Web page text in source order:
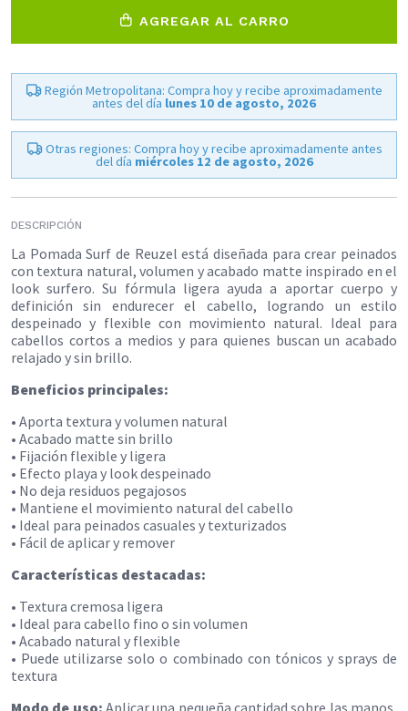
AGREGAR AL CARRO
Región Metropolitana: Compra hoy y recibe aproximadamente
antes del día lunes 10 de agosto, 2026
Otras regiones: Compra hoy y recibe aproximadamente antes
del día miércoles 12 de agosto, 2026
DESCRIPCIÓN
La Pomada Surf de Reuzel está diseñada para crear peinados
con textura natural, volumen y acabado matte inspirado en el
look surfero. Su fórmula ligera ayuda a aportar cuerpo y
definición sin endurecer el cabello, logrando un estilo
despeinado y flexible con movimiento natural. Ideal para
cabellos cortos a medios y para quienes buscan un acabado
relajado y sin brillo.
Beneficios principales:
• Aporta textura y volumen natural
• Acabado matte sin brillo
• Fijación flexible y ligera
• Efecto playa y look despeinado
• No deja residuos pegajosos
• Mantiene el movimiento natural del cabello
• Ideal para peinados casuales y texturizados
• Fácil de aplicar y remover
Características destacadas:
• Textura cremosa ligera
• Ideal para cabello fino o sin volumen
• Acabado natural y flexible
• Puede utilizarse solo o combinado con tónicos y sprays de
textura